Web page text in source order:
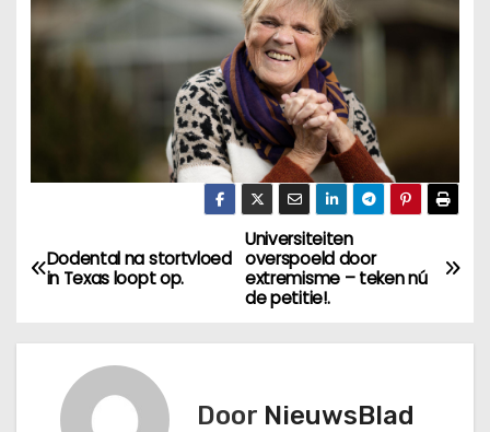
B
e
r
Universiteiten
overspoeld door
extremisme – teken nú
de petitie!.
Dodental na stortvloed
in Texas loopt op.
Door NieuwsBlad